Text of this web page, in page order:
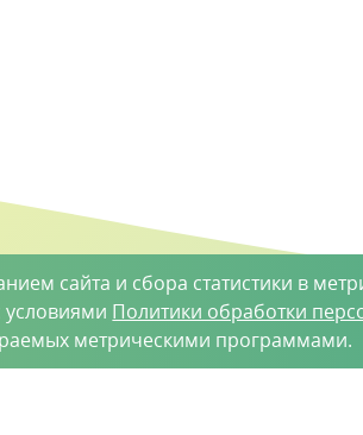
сайта и сбора статистики в
условиями Политики обработки
метрическими программами.